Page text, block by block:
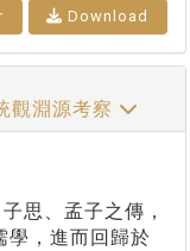
Download
觀淵源考察
思、孟子之傳，
學，進而回歸於